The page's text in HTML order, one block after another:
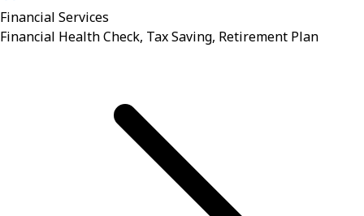
Financial Services
Financial Health Check, Tax Saving, Retirement Plan